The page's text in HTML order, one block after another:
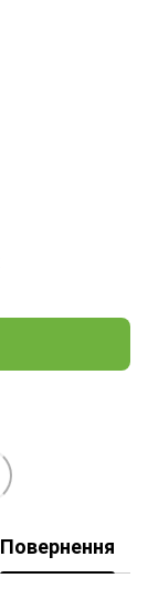
Повернення